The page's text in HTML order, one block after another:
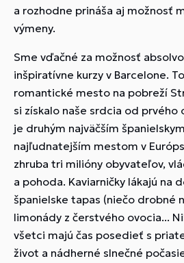
a rozhodne prináša aj možnosť
výmeny.
Sme vďačné za možnosť
inšpiratívne kurzy v Barcelone.
romantické mesto na pobreží
si získalo naše srdcia od prvého
je druhým najväčším
najľudnatejším mestom v
zhruba tri milióny obyvateľov,
a pohoda. Kaviarničky lákajú na
španielske tapas (niečo drobné
limonády z čerstvého ovocia...
všetci majú čas posedieť s
život a nádherné slnečné